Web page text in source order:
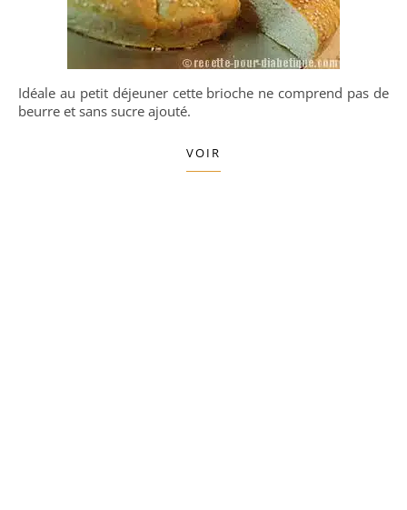
Idéale au petit déjeuner cette brioche ne comprend pas de
beurre et sans sucre ajouté.
VOIR